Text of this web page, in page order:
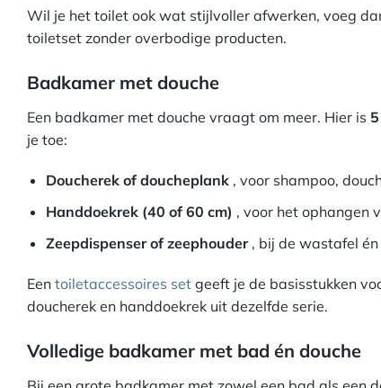
Wil je het toilet ook wat stijlvoller afwerken, voeg
toiletset zonder overbodige producten.
Badkamer met douche
Een badkamer met douche vraagt om meer. Hier is
je toe:
Doucherek of doucheplank, voor shampoo,
Handdoekrek (40 of 60 cm) , voor het ophangen
Zeepdispenser of zeephouder, bij de wastafel én
Een toiletaccessoires set geeft je de basisstukken
doucherek en handdoekrek uit dezelfde serie.
Volledige badkamer met bad én douche